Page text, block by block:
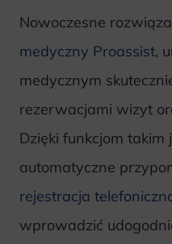
Nowoczesne
medyczny Proassist,
medycznym
rezerwacjami wizyt
Dzięki funkcjom takim
automatyczne
rejestracja
wprowadzić